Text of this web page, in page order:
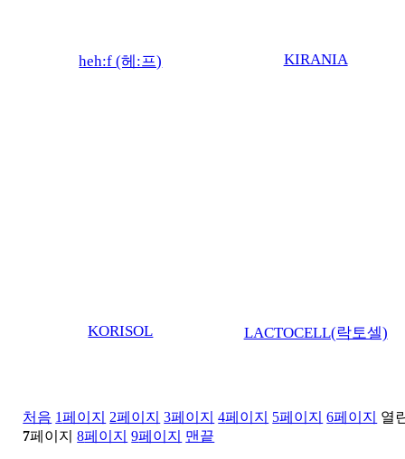
heh:f (헤:프) KIRANIA
KORISOL LACTOCELL(락토셀)
처음 1페이지 2페이지 3페이지 4페이지 5페이지 6페이지
열
7페이지 8페이지 9페이지 맨끝